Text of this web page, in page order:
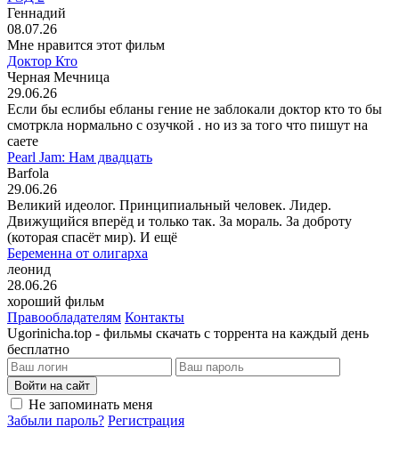
Геннадий
08.07.26
Мне нравится этот фильм
Доктор Кто
Черная Мечница
29.06.26
Если бы еслибы ебланы гение не заблокали доктор кто то бы
смотркла нормально с озучкой . но из за того что пишут на
саете
Pearl Jam: Нам двадцать
Barfola
29.06.26
Великий идеолог. Принципиальный человек. Лидер.
Движущийся вперёд и только так. За мораль. За доброту
(которая спасёт мир). И ещё
Беременна от олигарха
леонид
28.06.26
хороший фильм
Правообладателям Контакты
Ugorinicha.top - фильмы скачать с торрента на каждый день
бесплатно
Войти на сайт
Не запоминать меня
Забыли пароль? Регистрация